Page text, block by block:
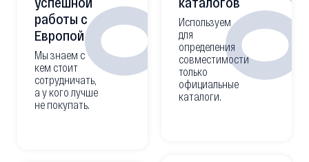
работы с
Европой
Мы знаем с
кем стоит
сотрудничать,
а у кого лучше
не покупать.
Используем
для
определения
совместимости
только
официальные
каталоги.